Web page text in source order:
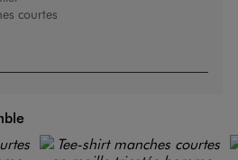
courtes